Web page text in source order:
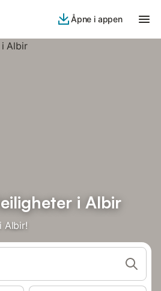
Åpne i appen
i Albir
Albir!